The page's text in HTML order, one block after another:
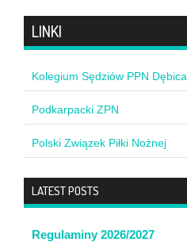
LINKI
Kolegium Sędziów PPN Dębica
Podkarpacki ZPN
Polski Związek Piłki Nożnej
LATEST POSTS
Regulaminy 2026/2027